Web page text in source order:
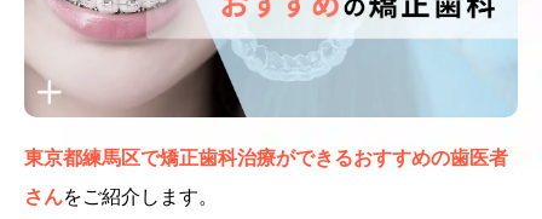
東京都練馬区で矯正歯科治療ができるおすすめの歯医者
さんをご紹介します。